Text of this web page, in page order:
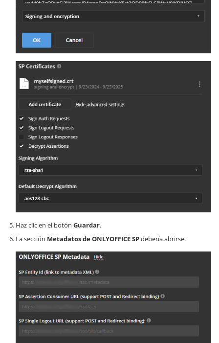
Haz clic en el botón Guardar.
La sección Metadatos de ONLYOFFICE SPdebería abrirse.